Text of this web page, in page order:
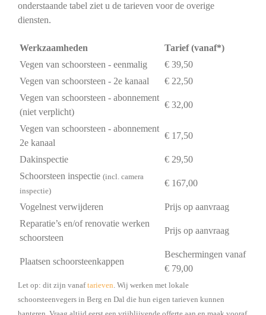
onderstaande tabel ziet u de tarieven voor de overige
diensten.
Werkzaamheden
Tarief (vanaf*)
Vegen van schoorsteen - eenmalig
€ 39,50
Vegen van schoorsteen - 2e kanaal
€ 22,50
Vegen van schoorsteen - abonnement
(niet verplicht)
€ 32,00
Vegen van schoorsteen - abonnement
2e kanaal
€ 17,50
Dakinspectie
€ 29,50
Schoorsteen inspectie (incl. camera
inspectie)
€ 167,00
Vogelnest verwijderen
Prijs op aanvraag
Reparatie’s en/of renovatie werken
schoorsteen
Prijs op aanvraag
Plaatsen schoorsteenkappen
Beschermingen vanaf
€ 79,00
Let op: dit zijn vanaftarieven. Wij werken met lokale
schoorsteenvegers in Berg en Dal die hun eigen tarieven kunnen